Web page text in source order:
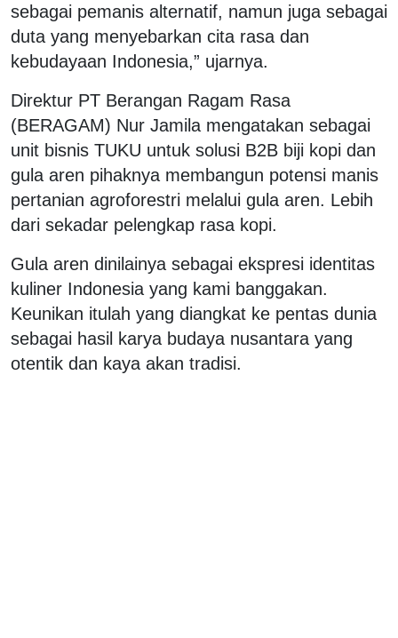
sebagai pemanis alternatif, namun juga sebagai
duta yang menyebarkan cita rasa dan
kebudayaan Indonesia,” ujarnya.
Direktur PT Berangan Ragam Rasa
(BERAGAM) Nur Jamila mengatakan sebagai
unit bisnis TUKU untuk solusi B2B biji kopi dan
gula aren pihaknya membangun potensi manis
pertanian agroforestri melalui gula aren. Lebih
dari sekadar pelengkap rasa kopi.
Gula aren dinilainya sebagai ekspresi identitas
kuliner Indonesia yang kami banggakan.
Keunikan itulah yang diangkat ke pentas dunia
sebagai hasil karya budaya nusantara yang
otentik dan kaya akan tradisi.